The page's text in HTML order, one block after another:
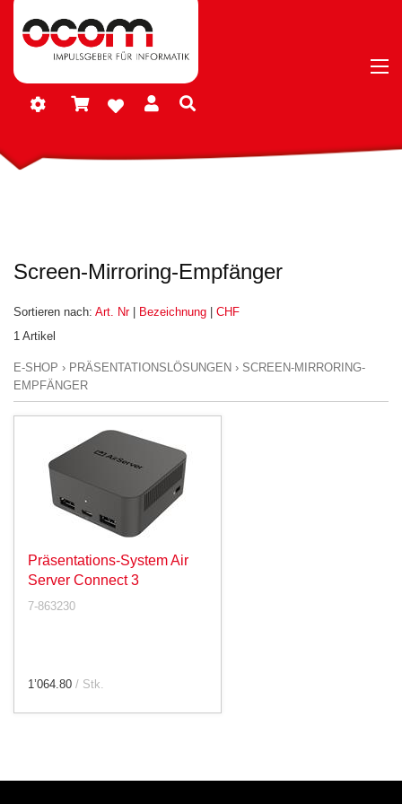
Screen-Mirroring-Empfänger
Sortieren nach: Art. Nr| Bezeichnung
CHF
1 Artikel
E-SHOP › PRÄSENTATIONSLÖSUNGEN › SCREEN-MIRRORING-
EMPFÄNGER
Präsentations-System Air
Server Connect 3
7-863230
1’064.80 / Stk.